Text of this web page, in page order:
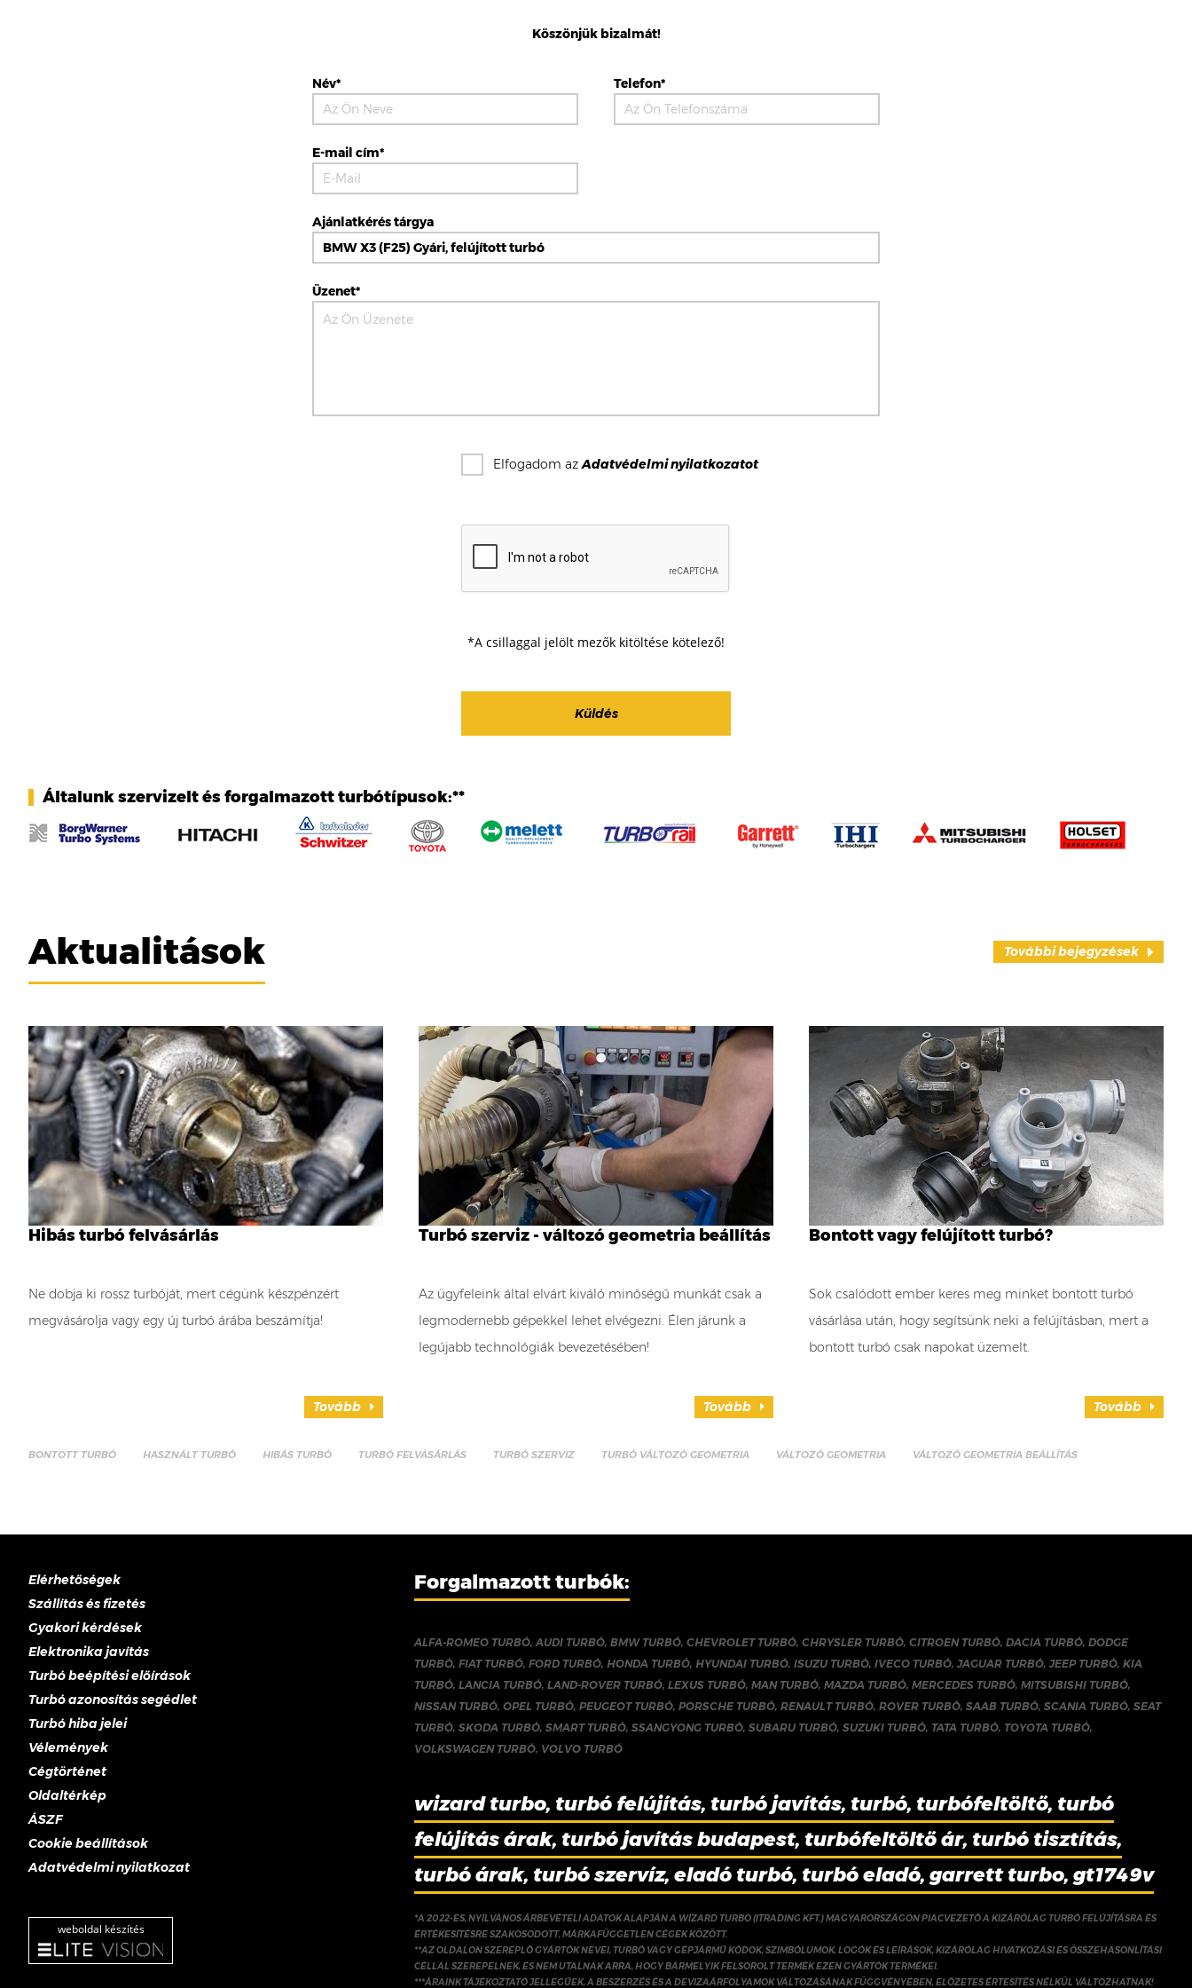
Köszönjük bizalmát!
Név* Telefon*
E-mail cím*
Ajánlatkérés tárgya
Üzenet*
Elfogadom azAdatvédelmi nyilatkozatot
*A csillaggal jelölt mezők kitöltése kötelező!
Általunk szervizelt és forgalmazott turbótípusok:**
Aktualitások További bejegyzések
Hibás turbó felvásárlás
Ne dobja ki rossz turbóját, mert cégünk készpénzért
megvásárolja vagy egy új turbó árába beszámítja!
Tovább
Turbó szerviz - változó geometria beállítás
Az ügyfeleink által elvárt kiváló minőségű munkát csak a
legmodernebb gépekkel lehet elvégezni. Élen járunk a
legújabb technológiák bevezetésében!
Tovább
Bontott vagy felújított turbó?
Sok csalódott ember keres meg minket bontott turbó
vásárlása után, hogy segítsünk neki a felújításban, mert a
bontott turbó csak napokat üzemelt.
Tovább
BONTOTT TURBÓ HASZNÁLT TURBÓ HIBÁS TURBÓ TURBÓ FELVÁSÁRLÁS TURBÓ SZERVIZ TURBÓ VÁLTOZÓ GEOMETRIA VÁLTOZÓ GEOMETRIA VÁLTOZÓ GEOMETRIA BEÁLLÍTÁS
Elérhetőségek
Szállítás és fizetés
Gyakori kérdések
Elektronika javítás
Turbó beépítési előírások
Turbó azonosítás segédlet
Turbó hiba jelei
Vélemények
Cégtörténet
Oldaltérkép
ÁSZF
Cookie beállítások
Adatvédelmi nyilatkozat
weboldal készítés
Forgalmazott turbók:
ALFA-ROMEO TURBÓ,AUDI TURBÓ, BMW TURBÓ, CHEVROLET TURBÓ, CHRYSLER TURBÓ, CITROEN TURBÓ, DACIA TURBÓ, DODGE
TURBÓ, FIAT TURBÓ, FORD TURBÓ, HONDA TURBÓ, HYUNDAI TURBÓ, ISUZU TURBÓ, IVECO TURBÓ, JAGUAR TURBÓ, JEEP TURBÓ, KIA
TURBÓ, LANCIA TURBÓ, LAND-ROVER TURBÓ, LEXUS TURBÓ, MAN TURBÓ, MAZDA TURBÓ, MERCEDES TURBÓ, MITSUBISHI TURBÓ,
NISSAN TURBÓ, OPEL TURBÓ, PEUGEOT TURBÓ, PORSCHE TURBÓ, RENAULT TURBÓ, ROVER TURBÓ, SAAB TURBÓ, SCANIA TURBÓ, SEAT
TURBÓ, SKODA TURBÓ, SMART TURBÓ, SSANGYONG TURBÓ, SUBARU TURBÓ, SUZUKI TURBÓ, TATA TURBÓ, TOYOTA TURBÓ,
VOLKSWAGEN TURBÓ, VOLVO TURBÓ
wizard turbo, turbó felújítás, turbó javítás, turbó, turbófeltöltő, turbó
felújítás árak, turbó javítás budapest, turbófeltöltő ár, turbó tisztítás,
turbó árak, turbó szervíz, eladó turbó, turbó eladó, garrett turbo, gt1749v
*A 2022-ES, NYÍLVÁNOS ÁRBEVÉTELI ADATOK ALAPJÁN A WIZARD TURBO (ITRADING KFT.) MAGYARORSZÁGON PIACVEZETŐ A KIZÁRÓLAG TURBÓ FELÚJÍTÁSRA ÉS
ÉRTÉKESÍTÉSRE SZAKOSODOTT, MÁRKAFÜGGETLEN CÉGEK KÖZÖTT.
**AZ OLDALON SZEREPLŐ GYÁRTÓK NEVEI, TURBÓ VAGY GÉPJÁRMŰ KÓDOK, SZIMBÓLUMOK, LOGÓK ÉS LEÍRÁSOK, KIZÁRÓLAG HIVATKOZÁSI ÉS ÖSSZEHASONLÍTÁSI
CÉLLAL SZEREPELNEK, ÉS NEM UTALNAK ARRA, HOGY BÁRMELYIK FELSOROLT TERMÉK EZEN GYÁRTÓK TERMÉKEI.
***ÁRAINK TÁJÉKOZTATÓ JELLEGŰEK, A BESZERZÉS ÉS A DEVIZAÁRFOLYAMOK VÁLTOZÁSÁNAK FÜGGVÉNYÉBEN, ELŐZETES ÉRTESÍTÉS NÉLKÜL VÁLTOZHATNAK!